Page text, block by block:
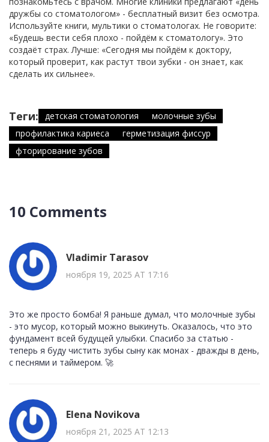
дружбы со стоматологом» - бесплатный визит без осмотра.
Используйте книги, мультики о стоматологах. Не говорите:
«Будешь вести себя плохо - пойдём к стоматологу». Это
создаёт страх. Лучше: «Сегодня мы пойдём к доктору,
который проверит, как растут твои зубки - он знает, как
сделать их сильнее».
Теги: детская стоматология
молочные зубы
профилактика кариеса
герметизация фиссур
фторирование зубов
10 Comments
Vladimir Tarasov
ноября 19, 2025 AT 17:16
Это же просто бомба! Я раньше думал, что молочные зубы
- это мусор, который можно выкинуть. Оказалось, что это
фундамент всей будущей улыбки. Спасибо за статью -
теперь я буду чистить зубы сыну как монах - дважды в день,
с песнями и таймером. 🚀
Elena Novikova
ноября 21, 2025 AT 12:13